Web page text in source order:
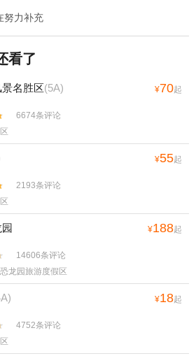
努力补充
看了
名胜区(5A) ¥70起
6674条评论
¥55起
2193条评论
¥188起
14606条评论
龙园旅游度假区
¥18起
4752条评论